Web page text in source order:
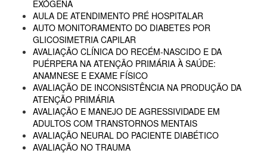
EXÓGENA
AULA DE ATENDIMENTO PRÉ HOSPITALAR
AUTO MONITORAMENTO DO DIABETES POR
GLICOSIMETRIA CAPILAR
AVALIAÇÃO CLÍNICA DO RECÉM-NASCIDO E DA
PUÉRPERA NA ATENÇÃO PRIMÁRIA À SAÚDE:
ANAMNESE E EXAME FÍSICO
AVALIAÇÃO DE INCONSISTÊNCIA NA PRODUÇÃO DA
ATENÇÃO PRIMÁRIA
AVALIAÇÃO E MANEJO DE AGRESSIVIDADE EM
ADULTOS COM TRANSTORNOS MENTAIS
AVALIAÇÃO NEURAL DO PACIENTE DIABÉTICO
AVALIAÇÃO NO TRAUMA